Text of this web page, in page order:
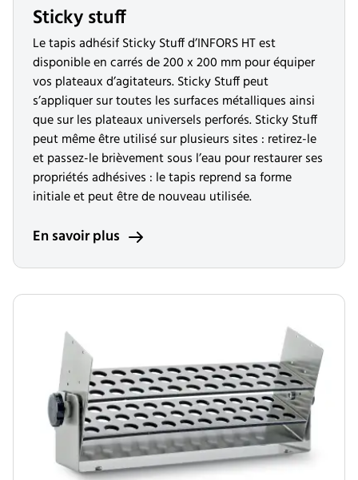
Sticky stuff
Le tapis adhésif Sticky Stuff d’INFORS HT est
disponible en carrés de 200 x 200 mm pour équiper
vos plateaux d’agitateurs. Sticky Stuff peut
s’appliquer sur toutes les surfaces métalliques ainsi
que sur les plateaux universels perforés. Sticky Stuff
peut même être utilisé sur plusieurs sites : retirez-le
et passez-le brièvement sous l’eau pour restaurer ses
propriétés adhésives : le tapis reprend sa forme
initiale et peut être de nouveau utilisée.
En savoir plus